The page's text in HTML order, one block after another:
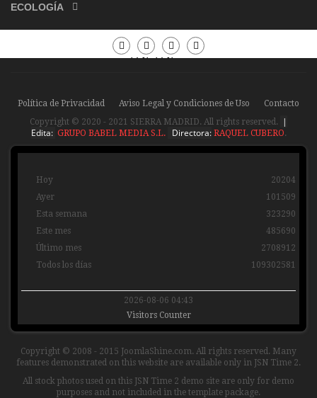
ECOLOGÍA
Periódico
Periódico
Política de Privacidad Aviso Legal y Condiciones de Uso
Contacto
Copyright © 2020 - 2021 SIERRA MADRID. All rights reserved.
|
Edita: GRUPO BABEL MEDIA S.L. Directora:RAQUEL CUBERO.
Hoy
Ayer
Esta semana
Este mes
Último mes
Todos los días
20204
101509
323290
485690
2708912
109302581
2026-08-06 04:43
Visitors Counter
Copyright © 2008 - 2015 JoomlaShine.com. All rights reserved. Many
features demonstrated on this website are available only in JSN Time 2.
All stock photos used on this JSN Time 2 demo site are only for demo
purposes and not included in the template package.